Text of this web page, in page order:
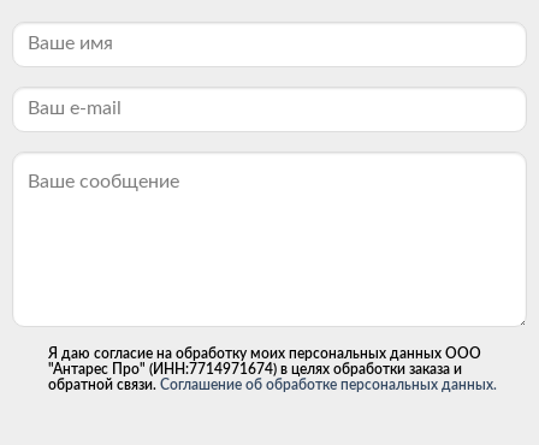
Я даю согласие на обработку моих персональных данных ООО
"Антарес Про" (ИНН:7714971674) в целях обработки заказа и
обратной связи. Соглашение об обработке персональных данных.